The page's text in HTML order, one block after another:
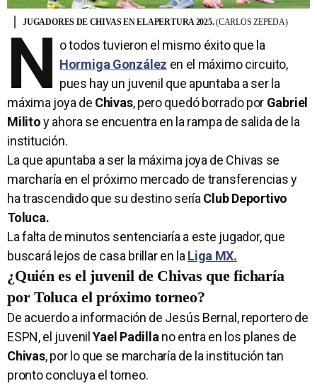
JUGADORES DE CHIVAS EN EL APERTURA 2025.(CARLOS ZEPEDA)
N o todos tuvieron el mismo éxito que la
Hormiga González en el máximo circuito,
pues hay un juvenil que apuntaba a ser la
máxima joya de Chivas, pero quedó borrado por Gabriel
Militoy ahora se encuentra en la rampa de salida de la
institución.
La que apuntaba a ser la máxima joya de Chivas se
marcharía en el próximo mercado de transferencias y
ha trascendido que su destino seríaClub Deportivo
Toluca.
La falta de minutos sentenciaría a este jugador, que
buscará lejos de casa brillar en laLiga MX.
¿Quién es el juvenil de Chivas que ficharía
por Toluca el próximo torneo?
De acuerdo a información de Jesús Bernal, reportero de
ESPN, el juvenilYael Padillano entra en los planes de
Chivas, por lo que se marcharía de la institución tan
pronto concluya el torneo.